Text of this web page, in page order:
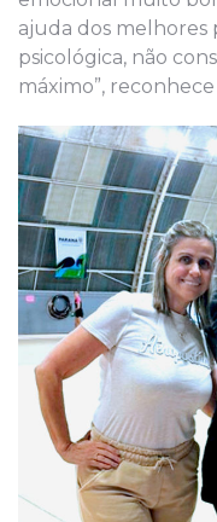
ajuda dos melhores
psicológica, não
máximo”, reconhece